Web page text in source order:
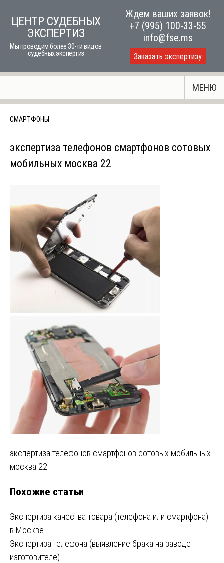
ЦЕНТР СУДЕБНЫХ
ЭКСПЕРТИЗ
Мы проводим более 30-ти видов
судебных экспертиз
Ждем ваших заявок!
+7 (995) 100-33-55
info@fse.ms
Заказать экспертизу
МЕНЮ
СМАРТФОНЫ
экспертиза телефонов смартфонов сотовых
мобильных москва 22
Навигация
записям
экспертиза телефонов смартфонов сотовых мобильных
москва 22
Похожие статьи
Экспертиза качества товара (телефона или смартфона)
в Москве
Экспертиза телефона (выявление брака на заводе-
изготовителе)